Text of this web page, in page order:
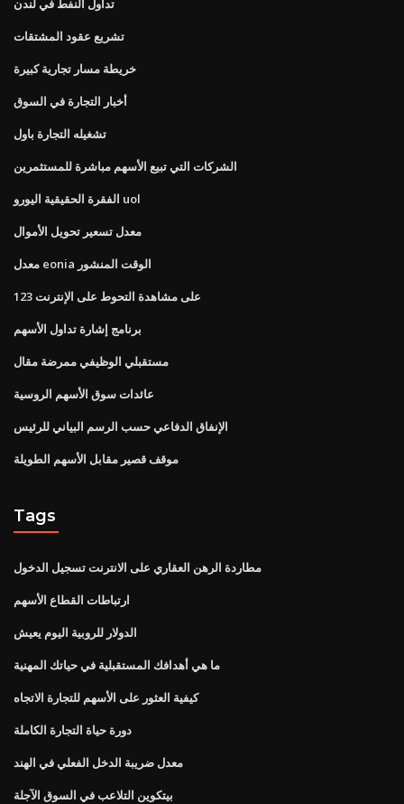
تداول النفط في لندن
تشريع عقود المشتقات
خريطة مسار تجارية كبيرة
أخبار التجارة في السوق
تشغيله التجارة باول
الشركات التي تبيع الأسهم مباشرة للمستثمرين
الفقرة الحقيقية اليورو uol
معدل تسعير تحويل الأموال
معدل eonia الوقت المنشور
على مشاهدة التحوط على الإنترنت 123
برنامج إشارة تداول الأسهم
مستقبلي الوظيفي ممرضة مقال
عائدات سوق الأسهم الروسية
الإنفاق الدفاعي حسب الرسم البياني للرئيس
موقف قصير مقابل الأسهم الطويلة
Tags
مطاردة الرهن العقاري على الانترنت تسجيل الدخول
ارتباطات القطاع الأسهم
الدولار للروبية اليوم يعيش
ما هي أهدافك المستقبلية في حياتك المهنية
كيفية العثور على الأسهم للتجارة الاتجاه
دورة حياة التجارة الكاملة
معدل ضريبة الدخل الفعلي في الهند
بيتكوين التلاعب في السوق الآجلة